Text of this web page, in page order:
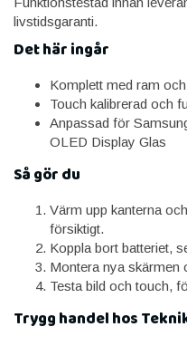
livstidsgaranti.
Det här ingår
Komplett med ram
Touch kalibrerad och
Anpassad för
OLED Display Glas
Så gör du
Värm upp kanterna
försiktigt.
Koppla bort batteriet,
Montera nya skärmen
Testa bild och touch,
Trygg handel hos